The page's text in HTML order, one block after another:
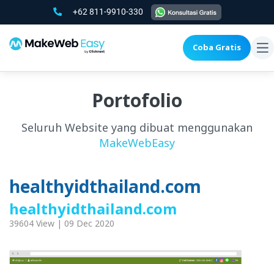
+62 811-9910-330
Coba Gratis
Portofolio
Seluruh Website yang dibuat menggunakan
MakeWebEasy
healthyidthailand.com
healthyidthailand.com
39604 View | 09 Dec 2020